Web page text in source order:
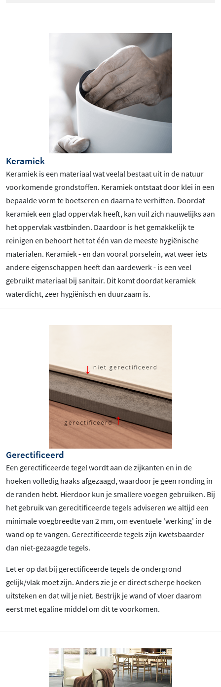
Keramiek
Keramiek is een materiaal wat veelal bestaat uit in de natuur
voorkomende grondstoffen. Keramiek ontstaat door klei in een
bepaalde vorm te boetseren en daarna te verhitten. Doordat
keramiek een glad oppervlak heeft, kan vuil zich nauwelijks aan
het oppervlak vastbinden. Daardoor is het gemakkelijk te
reinigen en behoort het tot één van de meeste hygiënische
materialen. Keramiek - en dan vooral porselein, wat weer iets
andere eigenschappen heeft dan aardewerk - is een veel
gebruikt materiaal bij sanitair. Dit komt doordat keramiek
waterdicht, zeer hygiënisch en duurzaam is.
Gerectificeerd
Een gerectificeerde tegel wordt aan de zijkanten en in de
hoeken volledig haaks afgezaagd, waardoor je geen ronding in
de randen hebt. Hierdoor kun je smallere voegen gebruiken. Bij
het gebruik van gerecitificeerde tegels adviseren we altijd een
minimale voegbreedte van 2 mm, om eventuele 'werking' in de
wand op te vangen. Gerectificeerde tegels zijn kwetsbaarder
dan niet-gezaagde tegels.
Let er op dat bij gerectificeerde tegels de ondergrond
gelijk/vlak moet zijn. Anders zie je er direct scherpe hoeken
uitsteken en dat wil je niet. Bestrijk je wand of vloer daarom
eerst met egaline middel om dit te voorkomen.